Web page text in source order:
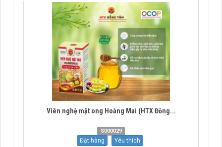
Viên nghệ mật ong Hoàng Mai (HTX Đồng...
S000029
Đặt hàng Yêu thích